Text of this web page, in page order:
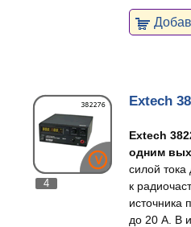
4
Extech
Extech
одним
силой тока
к
источника
до 20 А. В